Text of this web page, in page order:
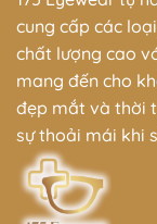
cung cấp các
chất lượng cao
mang đến cho
đẹp mắt và thời
sự thoải mái khi